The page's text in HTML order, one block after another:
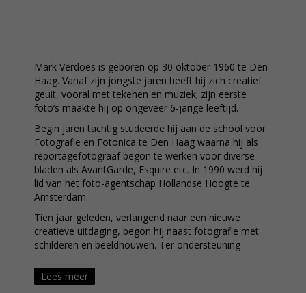
Mark Verdoes is geboren op 30 oktober 1960 te Den
Haag. Vanaf zijn jongste jaren heeft hij zich creatief
geuit, vooral met tekenen en muziek; zijn eerste
foto’s maakte hij op ongeveer 6-jarige leeftijd.
Begin jaren tachtig studeerde hij aan de school voor
Fotografie en Fotonica te Den Haag waarna hij als
reportagefotograaf begon te werken voor diverse
bladen als AvantGarde, Esquire etc. In 1990 werd hij
lid van het foto-agentschap Hollandse Hoogte te
Amsterdam.
Tien jaar geleden, verlangend naar een nieuwe
creatieve uitdaging, begon hij naast fotografie met
schilderen en beeldhouwen. Ter ondersteuning
hiervan studeerde hij aan de Koninklijke Academie te
Den Haag. Na een aantal jaren had de
opdrachtfotografie plaatsgemaakt voor een leven
Lees meer